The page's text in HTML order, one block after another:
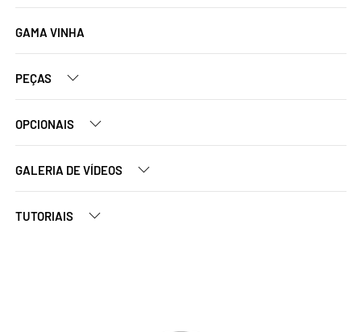
GAMA VINHA
PEÇAS
OPCIONAIS
GALERIA DE VÍDEOS
TUTORIAIS